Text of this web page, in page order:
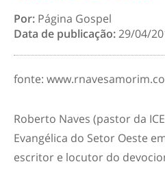
Por: Página Gospel
Data de publicação:29/04/
fonte:
Roberto Naves (pastor da
Evangélica do Setor Oeste
escritor e locutor do